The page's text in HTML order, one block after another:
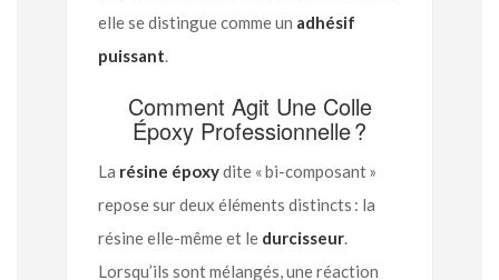
elle se distingue comme un adhésif
puissant.
Comment Agit Une Colle
Époxy Professionnelle ?
La résine époxydite « bi-composant »
repose sur deux éléments distincts : la
résine elle-même et le durcisseur.
Lorsqu’ils sont mélangés, une réaction